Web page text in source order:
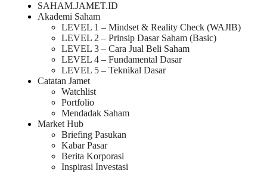
SAHAM.JAMET.ID
Akademi Saham
LEVEL 1 – Mindset & Reality Check (WAJIB)
LEVEL 2 – Prinsip Dasar Saham (Basic)
LEVEL 3 – Cara Jual Beli Saham
LEVEL 4 – Fundamental Dasar
LEVEL 5 – Teknikal Dasar
Catatan Jamet
Watchlist
Portfolio
Mendadak Saham
Market Hub
Briefing Pasukan
Kabar Pasar
Berita Korporasi
Inspirasi Investasi